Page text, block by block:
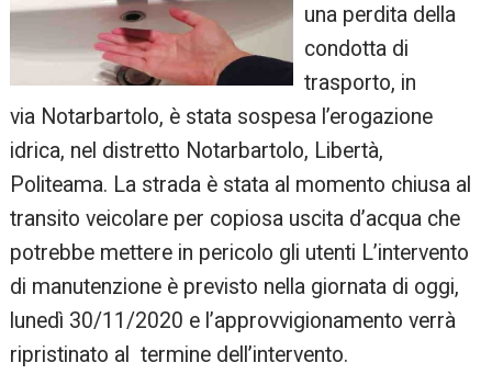
una perdita della
condotta di
trasporto, in
via Notarbartolo, è stata sospesa l’erogazione
idrica, nel distretto Notarbartolo, Libertà,
Politeama. La strada è stata al momento chiusa al
transito veicolare per copiosa uscita d’acqua che
potrebbe mettere in pericolo gli utenti L’intervento
di manutenzione è previsto nella giornata di oggi,
lunedì 30/11/2020 e l’approvvigionamento verrà
ripristinato al termine dell’intervento.